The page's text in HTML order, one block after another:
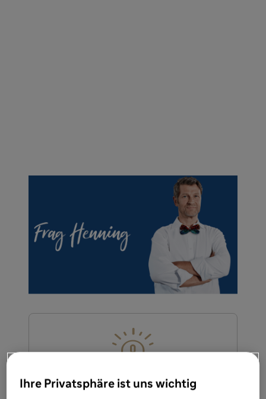
Bitte beachten Sie:
Ihre Privatsphäre ist uns wichtig